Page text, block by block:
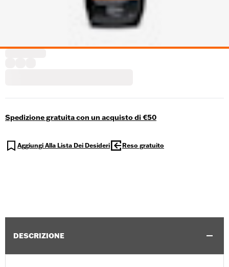
Spedizione gratuita con un acquisto di €50
Aggiungi Alla Lista Dei Desideri Reso gratuito
DESCRIZIONE